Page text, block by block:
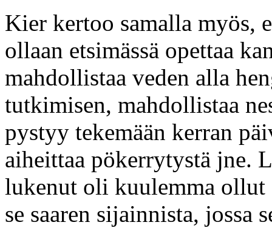
Kier kertoo samalla myös,
ollaan etsimässä opettaa
mahdollistaa veden alla
tutkimisen, mahdollistaa
pystyy tekemään kerran
aiheittaa pökerrytystä jne.
lukenut oli kuulemma ollut
se saaren sijainnista, jossa